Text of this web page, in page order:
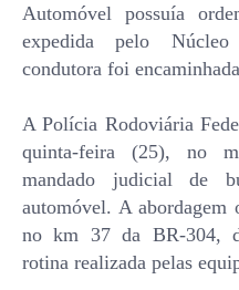
Automóvel possuía
expedida pelo
condutora foi
A Polícia Rodoviária
quinta-feira (25), no
mandado judicial de
automóvel. A abordagem
no km 37 da BR-304,
rotina realizada pelas